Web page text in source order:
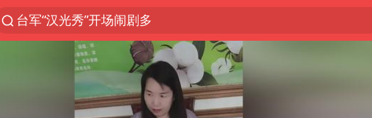
台军“汉光秀”开场闹剧多
夜幕落下 运动上场
泰交通部副部长回应中国人遭歧视手势
改名后的“青海拉面”店